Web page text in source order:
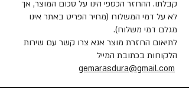
קבלתו. ההחזר הכספי הינו על סכום המוצר, אך
לא על דמי המשלוח (מחיר הפריט באתר אינו
מגלם דמי משלוח).
לתיאום החזרת מוצר אנא צרו קשר עם שירות
הלקוחות בכתובת המייל
gemarasdura@gmail.com